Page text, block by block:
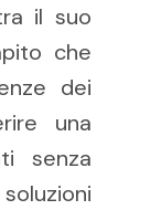
il suo
che
dei
una
senza